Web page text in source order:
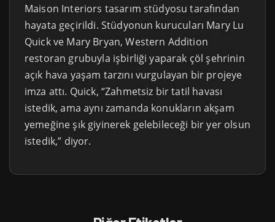
Maison Interiors tasarım stüdyosu tarafından
hayata geçirildi. Stüdyonun kurucuları Mary Lu
Quick ve Mary Bryan, Western Addition
restoran grubuyla işbirliği yaparak çöl şehrinin
açık hava yaşam tarzını vurgulayan bir projeye
imza attı. Quick, “Zahmetsiz bir tatil havası
istedik, ama aynı zamanda konukların akşam
yemeğine şık giyinerek gelebileceği bir yer olsun
istedik,” diyor.